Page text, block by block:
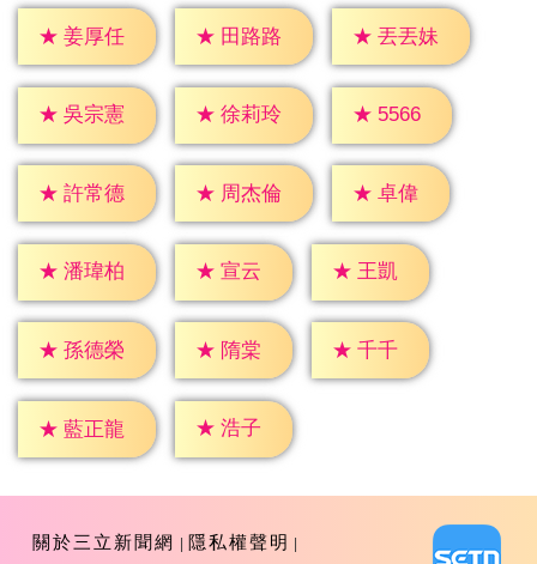
★ 姜厚任 ★ 田路路 ★ 丟丟妹
★ 吳宗憲 ★ 徐莉玲 ★ 5566
★ 許常德 ★ 周杰倫 ★ 卓偉
★ 潘瑋柏 ★ 宣云 ★ 王凱
★ 孫德榮 ★ 隋棠 ★ 千千
★ 藍正龍 ★ 浩子
關於三立新聞網 隱私權聲明